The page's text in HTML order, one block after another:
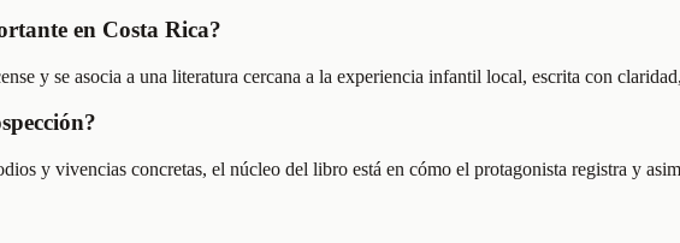
en Costa Rica?
y se asocia a una literatura cercana a la experiencia infantil local, escrita con
y vivencias concretas, el núcleo del libro está en cómo el protagonista registra y